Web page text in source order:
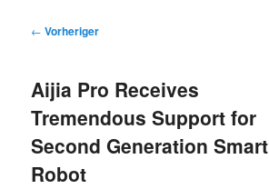
Beitragsnavigation
← Vorheriger
Aijia Pro Receives
Tremendous Support for
Second Generation Smart
Robot